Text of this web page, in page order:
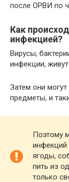
после ОРВИ по
Как
инфекцией?
Вирусы,
инфекции,
Затем они
предметы, и
Поэтому
ягоды,
пить из
только